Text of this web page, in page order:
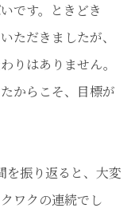
です。ときどき
ただきましたが、
りはありません。
からこそ、目標が
を振り返ると、大変
ワクの連続でし